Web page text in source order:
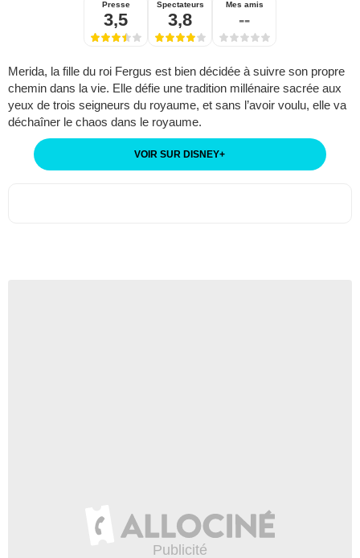
Presse
3,5
Spectateurs
3,8
Mes amis
--
Merida, la fille du roi Fergus est bien décidée à suivre son propre
chemin dans la vie. Elle défie une tradition millénaire sacrée aux
yeux de trois seigneurs du royaume, et sans l’avoir voulu, elle va
déchaîner le chaos dans le royaume.
VOIR SUR DISNEY+